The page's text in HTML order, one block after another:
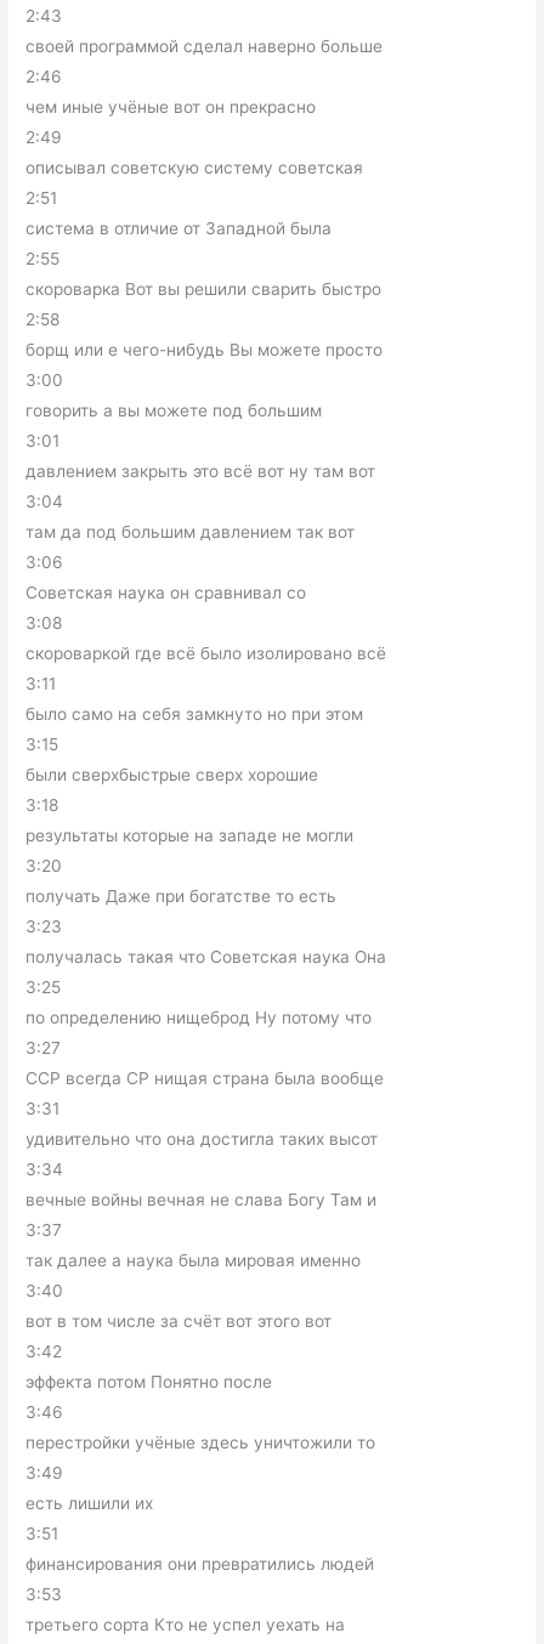
2:43
своей программой сделал наверно больше
2:46
чем иные учёные вот он прекрасно
2:49
описывал советскую систему советская
2:51
система в отличие от Западной была
2:55
скороварка Вот вы решили сварить быстро
2:58
борщ или е чего-нибудь Вы можете просто
3:00
говорить а вы можете под большим
3:01
давлением закрыть это всё вот ну там вот
3:04
там да под большим давлением так вот
3:06
Советская наука он сравнивал со
3:08
скороваркой где всё было изолировано всё
3:11
было само на себя замкнуто но при этом
3:15
были сверхбыстрые сверх хорошие
3:18
результаты которые на западе не могли
3:20
получать Даже при богатстве то есть
3:23
получалась такая что Советская наука Она
3:25
по определению нищеброд Ну потому что
3:27
ССР всегда СР нищая страна была вообще
3:31
удивительно что она достигла таких высот
3:34
вечные войны вечная не слава Богу Там и
3:37
так далее а наука была мировая именно
3:40
вот в том числе за счёт вот этого вот
3:42
эффекта потом Понятно после
3:46
перестройки учёные здесь уничтожили то
3:49
есть лишили их
3:51
финансирования они превратились людей
3:53
третьего сорта Кто не успел уехать на